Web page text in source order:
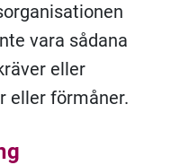
vara sådana
eller
eller förmåner.